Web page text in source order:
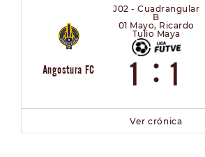
Angostura FC
J02 - Cuadrangular
B
01 Mayo, Ricardo
Tulio Maya
1 : 1
Ver crónica